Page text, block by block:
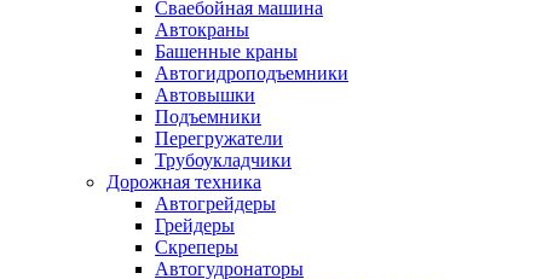
Сваебойная машина
Автокраны
Башенные краны
Автогидроподъемники
Автовышки
Подъемники
Перегружатели
Трубоукладчики
Дорожная техника
Автогрейдеры
Грейдеры
Скреперы
Автогудронаторы